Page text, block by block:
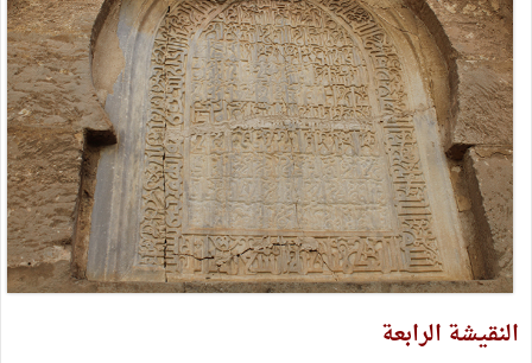
النقيشة الرابعة